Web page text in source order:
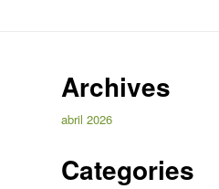
Archives
abril 2026
Categories